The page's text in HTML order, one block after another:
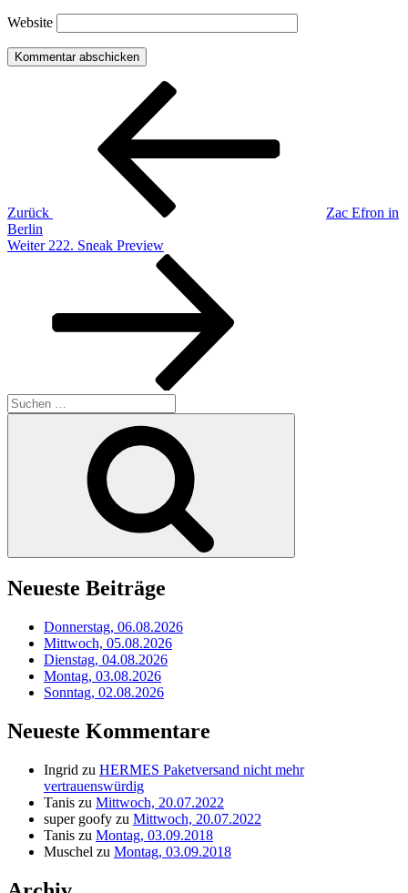
Website
Beitragsnavigation
Zurück
Zac Efron in
Berlin
Nächster
Weiter 222. Sneak Preview
Suchen
nach:
Neueste Beiträge
Donnerstag, 06.08.2026
Mittwoch, 05.08.2026
Dienstag, 04.08.2026
Montag, 03.08.2026
Sonntag, 02.08.2026
Neueste Kommentare
Ingrid zu HERMES Paketversand nicht mehr
vertrauenswürdig
Tanis zu Mittwoch, 20.07.2022
super goofy zu Mittwoch, 20.07.2022
Tanis zu Montag, 03.09.2018
Muschel zu Montag, 03.09.2018